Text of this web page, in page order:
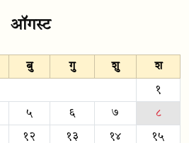
ऑगस्ट
बु गु शु श
१
५ ६ ७ ८
१२ १३ १४ १५